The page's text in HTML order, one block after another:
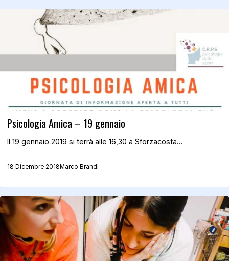
Psicologia Amica – 19 gennaio
Il 19 gennaio 2019 si terrà alle 16,30 a Sforzacosta…
18 Dicembre 2018 Marco Brandi